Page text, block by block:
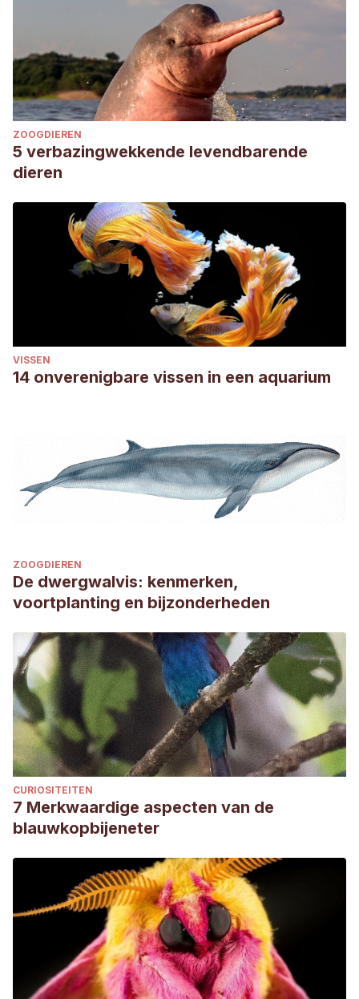
ZOOGDIEREN
5 verbazingwekkende levendbarende
dieren
VISSEN
14 onverenigbare vissen in een aquarium
ZOOGDIEREN
De dwergwalvis: kenmerken,
voortplanting en bijzonderheden
CURIOSITEITEN
7 Merkwaardige aspecten van de
blauwkopbijeneter